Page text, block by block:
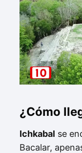
¿Cómo
Ichkabal se
Bacalar,